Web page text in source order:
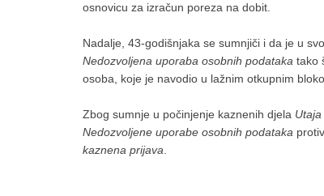
osnovicu za izračun poreza na dobit.
Nadalje, 43-godišnjaka se sumnjiči i da je u
Nedozvoljena uporaba osobnih podataka tako
osoba, koje je navodio u lažnim otkupnim
Zbog sumnje u počinjenje kaznenih djela
Nedozvoljene uporabe osobnih podataka
kaznena prijava